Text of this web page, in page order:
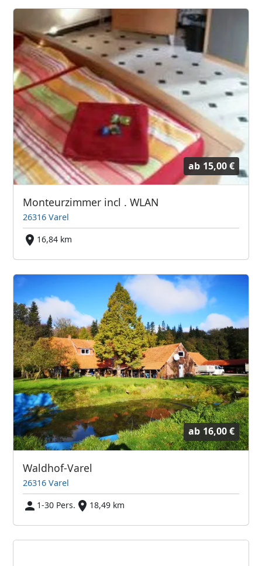
ab 15,00 €
Monteurzimmer incl . WLAN
26316 Varel
16,84 km
ab 16,00 €
Waldhof-Varel
26316 Varel
1-30 Pers.
18,49 km